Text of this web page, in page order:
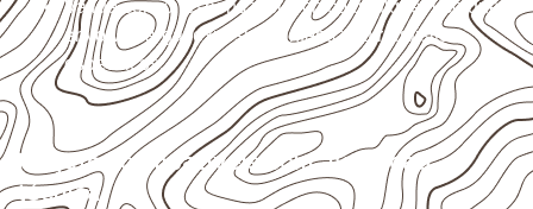
Valide com o responsável técnico qualquer uso que
envolva carga, exposição intensa ou requisitos
específicos.
Projetos compatíveis com avaliação
técnica